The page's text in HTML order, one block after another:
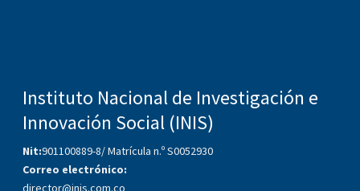
Instituto Nacional de Investigación e
Innovación Social (INIS)
Nit:901100889-8/ Matrícula n.º S0052930
Correo electrónico:
director@inis.com.co